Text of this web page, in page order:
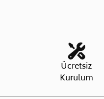
Ücretsiz
Kurulum